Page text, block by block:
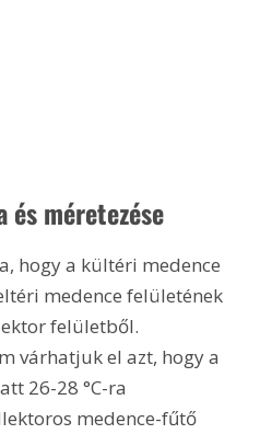
méretezése
hogy a kültéri medence
medence felületének
felületből.
várhatjuk el azt, hogy a
26-28 °C-ra
medence-fűtő